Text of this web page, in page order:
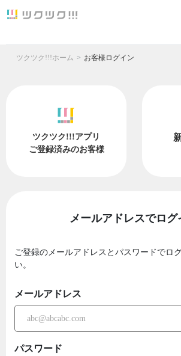
ツクツク!!!ホーム お客様ログイン
ツクツク!!!アプリ
ご登録済みのお客様
メールアドレスでログ
ご登録のメールアドレスとパスワードでロ
い。
メールアドレス
パスワード